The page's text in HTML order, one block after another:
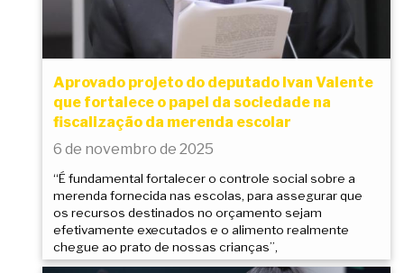
Aprovado projeto do deputado Ivan Valente
que fortalece o papel da sociedade na
fiscalização da merenda escolar
6 de novembro de 2025
“É fundamental fortalecer o controle social sobre a
merenda fornecida nas escolas, para assegurar que
os recursos destinados no orçamento sejam
efetivamente executados e o alimento realmente
chegue ao prato de nossas crianças”,